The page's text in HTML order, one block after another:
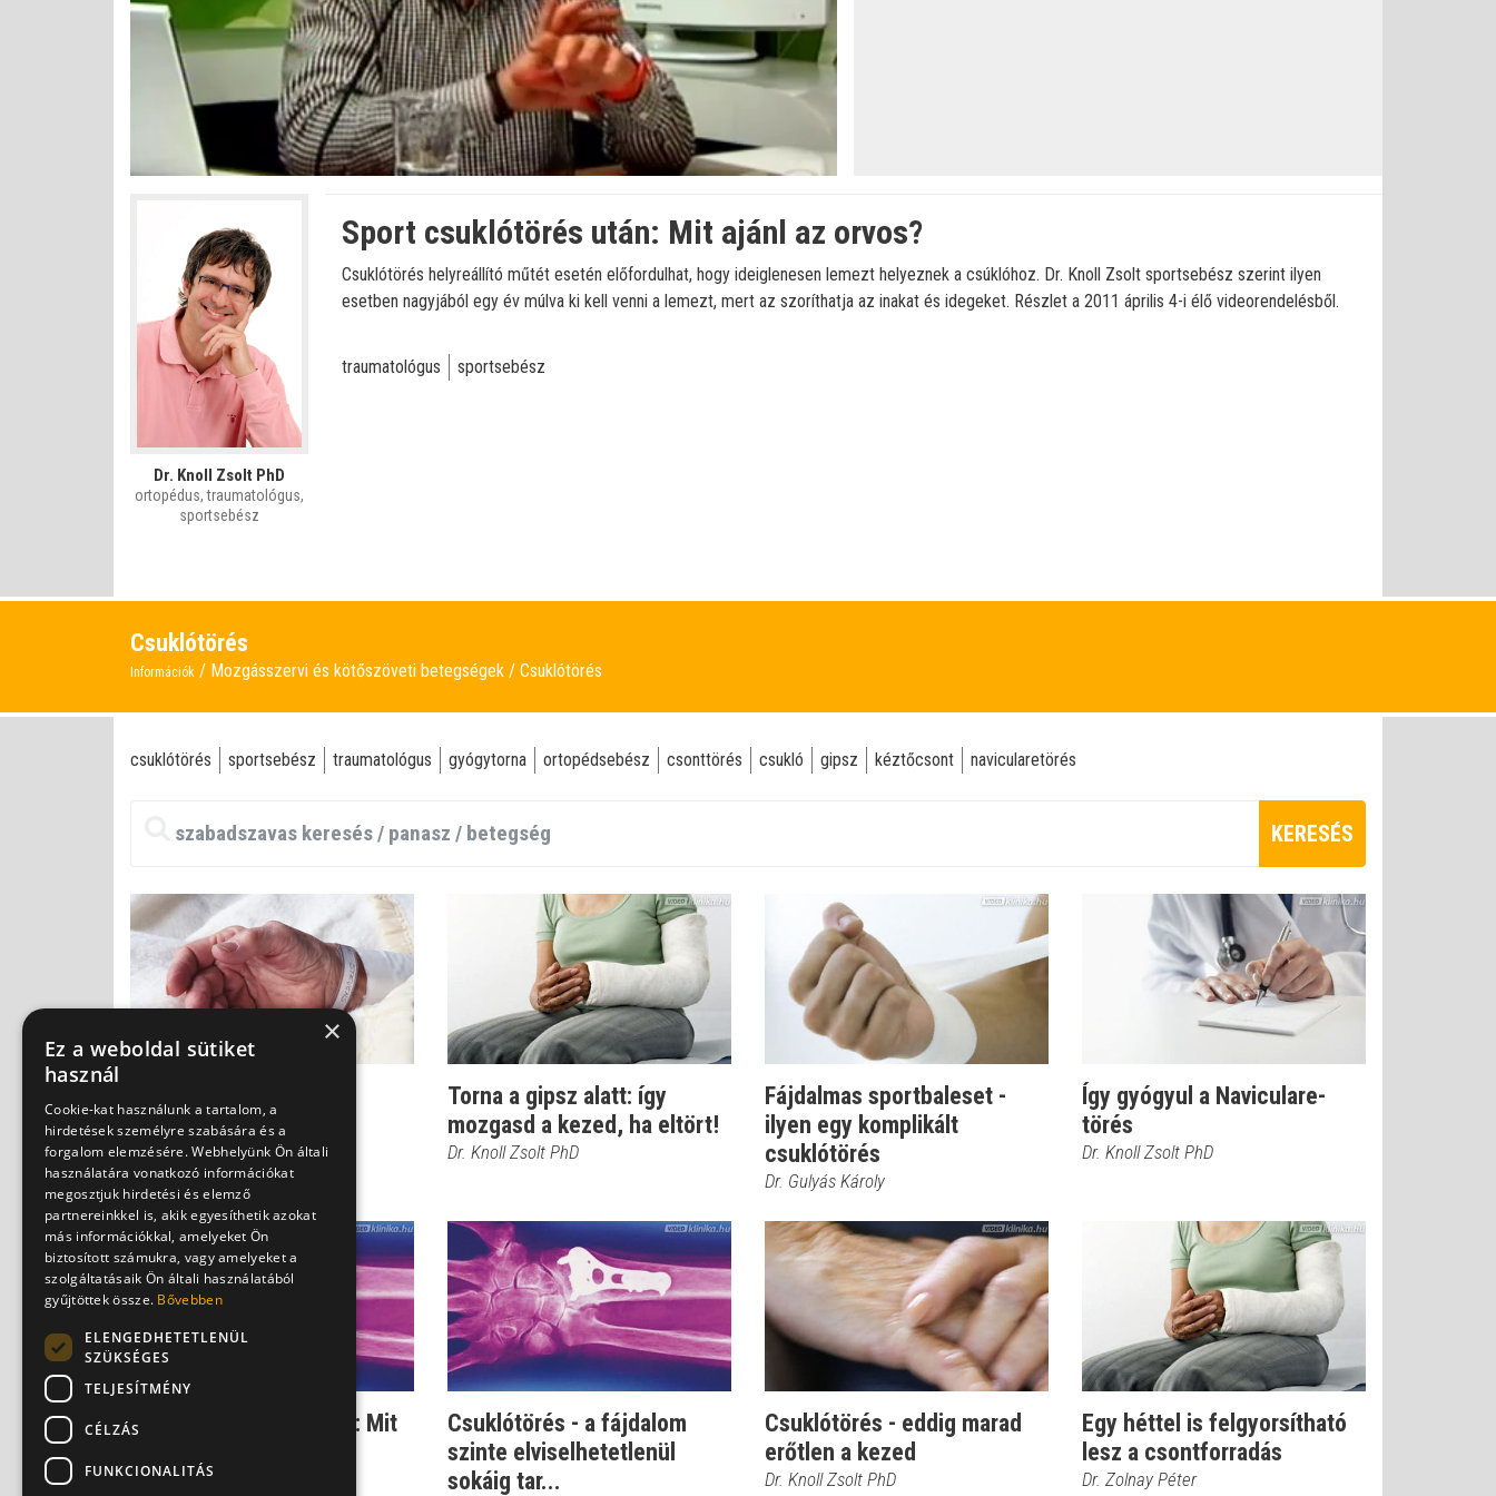
Némítás
kikapcsolva
Betöltve:
0%
0%
Dr. Knoll Zsolt PhD
ortopédus, traumatológus,
sportsebész
Sport csuklótörés után: Mit ajánl az orvos?
Csuklótörés helyreállító műtét esetén előfordulhat, hogy ideiglenesen lemezt helyeznek a csúklóhoz. Dr. Knoll Zsolt sportsebész szerint ilyen
esetben nagyjából egy év múlva ki kell venni a lemezt, mert az szoríthatja az inakat és idegeket. Részlet a 2011 április 4-i élő videorendelésből.
traumatológus sportsebész
Csuklótörés
Információk Mozgásszervi és kötőszöveti betegségek Csuklótörés
csuklótörés sportsebész traumatológus gyógytorna ortopédsebész csonttörés csukló gipsz kéztőcsont navicularetörés
KERESÉS
kéztőcsonttörés
Dr. Oroszi Tamás
Torna a gipsz alatt: így
mozgasd a kezed, ha eltört!
Dr. Knoll Zsolt PhD
Fájdalmas sportbaleset -
ilyen egy komplikált
csuklótörés
Dr. Gulyás Károly
Így gyógyul a Naviculare-
törés
Dr. Knoll Zsolt PhD
Sport csuklótörés után: Mit
Dr. Knoll Zsolt PhD
Csuklótörés - a fájdalom
szinte elviselhetetlenül
sokáig tar...
Csuklótörés - eddig marad
erőtlen a kezed
Dr. Knoll Zsolt PhD
Egy héttel is felgyorsítható
lesz a csontforradás
Dr. Zolnay Péter
×
Ez a weboldal sütiket
használ
Cookie-kat használunk a tartalom, a
hirdetések személyre szabására és a
forgalom elemzésére. Webhelyünk Ön általi
használatára vonatkozó információkat
megosztjuk hirdetési és elemző
partnereinkkel is, akik egyesíthetik azokat
más információkkal, amelyeket Ön
biztosított számukra, vagy amelyeket a
szolgáltatásaik Ön általi használatából
gyűjtöttek össze. Bővebben
ELENGEDHETETLENÜL
SZÜKSÉGES
TELJESÍTMÉNY
CÉLZÁS
FUNKCIONALITÁS